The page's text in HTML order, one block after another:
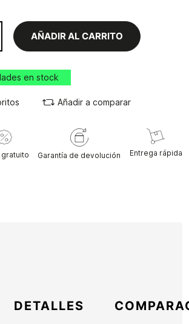
AÑADIR AL CARRITO
en stock
Añadir a comparar
gratuito Garantía de devolución Entrega rápida
DETALLES